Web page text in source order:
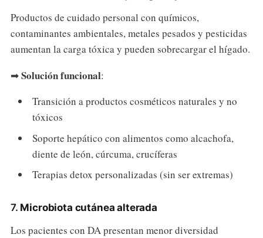
Productos de cuidado personal con químicos,
contaminantes ambientales, metales pesados y pesticidas
aumentan la carga tóxica y pueden sobrecargar el hígado.
➡Solución funcional:
Transición a productos cosméticos naturales y no
tóxicos
Soporte hepático con alimentos como alcachofa,
diente de león, cúrcuma, crucíferas
Terapias detox personalizadas (sin ser extremas)
7. Microbiota cutánea alterada
Los pacientes con DA presentan menor diversidad